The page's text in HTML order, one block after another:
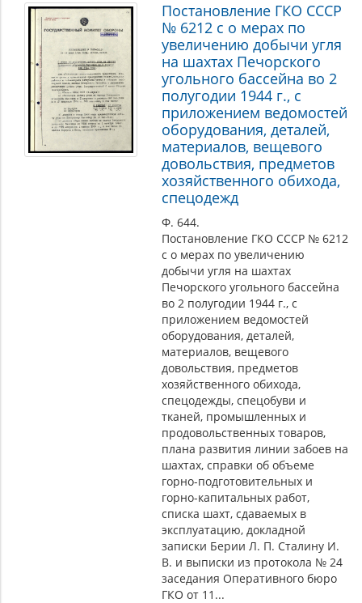
Постановление ГКО СССР
№ 6212 с о мерах по
увеличению добычи угля
на шахтах Печорского
угольного бассейна во 2
полугодии 1944 г., с
приложением ведомостей
оборудования, деталей,
материалов, вещевого
довольствия, предметов
хозяйственного обихода,
спецодежд
Ф. 644.
Постановление ГКО СССР № 6212
с о мерах по увеличению
добычи угля на шахтах
Печорского угольного бассейна
во 2 полугодии 1944 г., с
приложением ведомостей
оборудования, деталей,
материалов, вещевого
довольствия, предметов
хозяйственного обихода,
спецодежды, спецобуви и
тканей, промышленных и
продовольственных товаров,
плана развития линии забоев на
шахтах, справки об объеме
горно-подготовительных и
горно-капитальных работ,
списка шахт, сдаваемых в
эксплуатацию, докладной
записки Берии Л. П. Сталину И.
В. и выписки из протокола № 24
заседания Оперативного бюро
ГКО от 11...